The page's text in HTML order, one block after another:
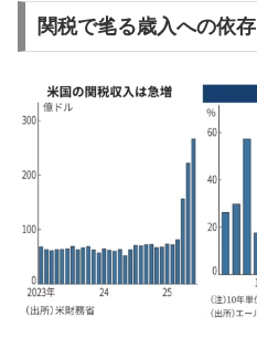
関税で毟る歳入への依存